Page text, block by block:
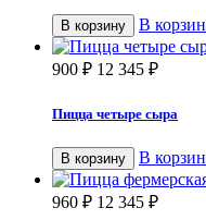
В корзину В
900 ₽ 12 345 ₽
Пицца четыре сыра
В корзину В
960 ₽ 12 345 ₽